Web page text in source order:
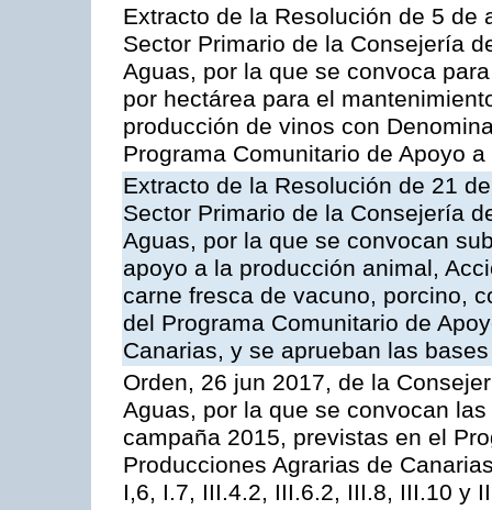
Extracto de la Resolución de 5
Sector Primario de la Consejería
Aguas, por la que se convoca
por hectárea para el
producción de vinos con
Programa Comunitario de Apoyo
Extracto de la Resolución de 21
Sector Primario de la Consejería
Aguas, por la que se convocan
apoyo a la producción animal,
carne fresca de vacuno, porcino,
del Programa Comunitario de
Canarias, y se aprueban las
Orden, 26 jun 2017, de la
Aguas, por la que se convocan
campaña 2015, previstas en el
Producciones Agrarias de
I,6, I.7, III.4.2, III.6.2, III.8, III.10 y